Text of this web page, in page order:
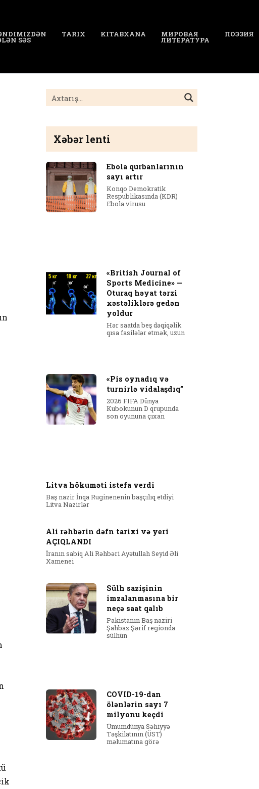
SƏS
TARIX KITABXANA МИРОВАЯ
ЛИТЕРАТУРА
ПОЭЗИЯ
Xəbər lenti
Ebola qurbanlarının
sayı artır
Konqo Demokratik
Respublikasında (KDR)
Ebola virusu
«British Journal of
Sports Medicine» —
Oturaq həyat tərzi
xəstəliklərə gedən
yoldur
Hər saatda beş dəqiqəlik
qısa fasilələr etmək, uzun
«Pis oynadıq və
turnirlə vidalaşdıq”
2026 FIFA Dünya
Kubokunun D qrupunda
son oyununa çıxan
Litva hökuməti istefa verdi
Baş nazir İnqa Ruginenenin başçılıq etdiyi
Litva Nazirlər
Ali rəhbərin dəfn tarixi və yeri
AÇIQLANDI
İranın sabiq Ali Rəhbəri Ayətullah Seyid Əli
Xamenei
Sülh sazişinin
imzalanmasına bir
neçə saat qalıb
Pakistanın Baş naziri
Şahbaz Şərif regionda
sülhün
COVID-19-dan
ölənlərin sayı 7
milyonu keçdi
Ümumdünya Səhiyyə
Təşkilatının (ÜST)
məlumatına görə